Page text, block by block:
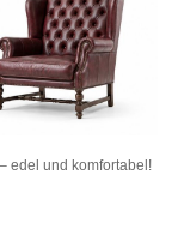
edel und komfortabel!